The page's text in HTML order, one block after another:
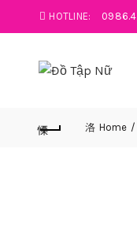
HOTLINE:
Home